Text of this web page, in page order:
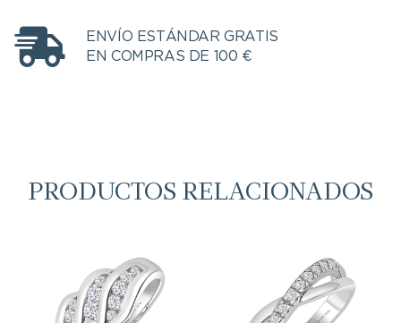
ENVÍO ESTÁNDAR GRATIS
EN COMPRAS DE 100 €
PRODUCTOS RELACIONADOS